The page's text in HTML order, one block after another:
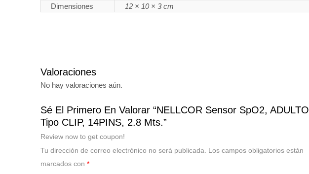
Dimensiones
12 × 10 × 3 cm
Valoraciones
No hay valoraciones aún.
Sé El Primero En Valorar “NELLCOR Sensor SpO2, ADULTO
Tipo CLIP, 14PINS, 2.8 Mts.”
Review now to get coupon!
Tu dirección de correo electrónico no será publicada.
Los campos obligatorios están
marcados con *